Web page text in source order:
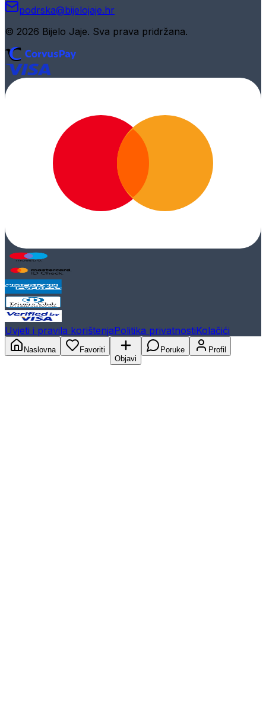
podrska@bijelojaje.hr
© 2026 Bijelo Jaje. Sva prava pridržana.
Uvjeti i pravila korištenjaPolitika privatnostiKolačići
Naslovna
Favoriti
Objavi
Poruke Profil